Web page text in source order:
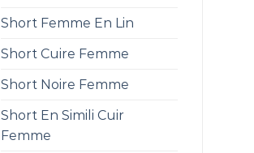
Short Femme En Lin
Short Cuire Femme
Short Noire Femme
Short En Simili Cuir
Femme